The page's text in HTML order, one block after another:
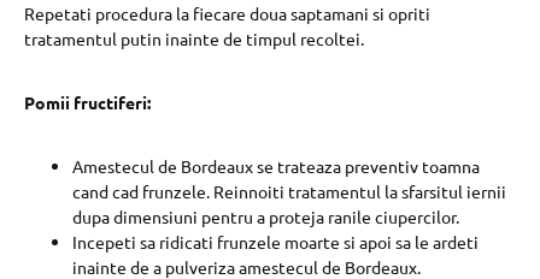
Repetati procedura la fiecare doua saptamani si opriti
tratamentul putin inainte de timpul recoltei.
Pomii fructiferi:
Amestecul de Bordeaux se trateaza preventiv toamna
cand cad frunzele. Reinnoiti tratamentul la sfarsitul iernii
dupa dimensiuni pentru a proteja ranile ciupercilor.
Incepeti sa ridicati frunzele moarte si apoi sa le ardeti
inainte de a pulveriza amestecul de Bordeaux.